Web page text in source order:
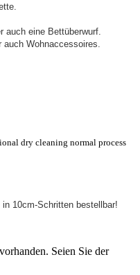
auch eine Bettüberwurf.
Wohnaccessoires.
10cm-Schritten bestellbar!
Seien Sie der